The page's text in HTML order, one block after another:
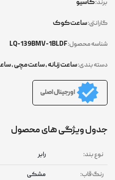
کاسیو
ساعت کوک
محصول:LQ-139BMV-1BLDF
بندی:ساعت زنانه,ساعت مچی,ساعت
اورجینال اصلی
ویژگی های محصول
بند:
قاب: مشکی